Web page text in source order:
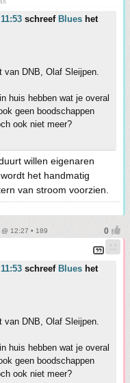
schreef Blues het
van DNB, Olaf Sleijpen.
huis hebben wat je overal
geen boodschappen
ook niet meer?
willen eigenaren
het handmatig
van stroom voorzien.
12:27 • 189
schreef Blues het
van DNB, Olaf Sleijpen.
huis hebben wat je overal
geen boodschappen
ook niet meer?